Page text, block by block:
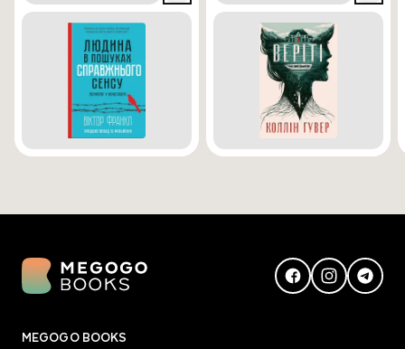
MEGOGO BOOKS